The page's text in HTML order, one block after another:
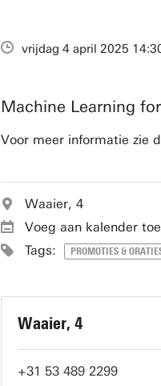
vrijdag 4 april 2025
Machine Learning
Voor meer informatie zie
Waaier, 4
Voeg aan kalender toe
Tags:
PROMOTIES &
Waaier, 4
+31 53 489 2299